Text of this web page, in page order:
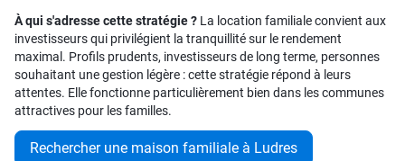
À qui s'adresse cette stratégie ? La location familiale convient aux
investisseurs qui privilégient la tranquillité sur le rendement
maximal. Profils prudents, investisseurs de long terme, personnes
souhaitant une gestion légère : cette stratégie répond à leurs
attentes. Elle fonctionne particulièrement bien dans les communes
attractives pour les familles.
Rechercher une maison familiale à Ludres